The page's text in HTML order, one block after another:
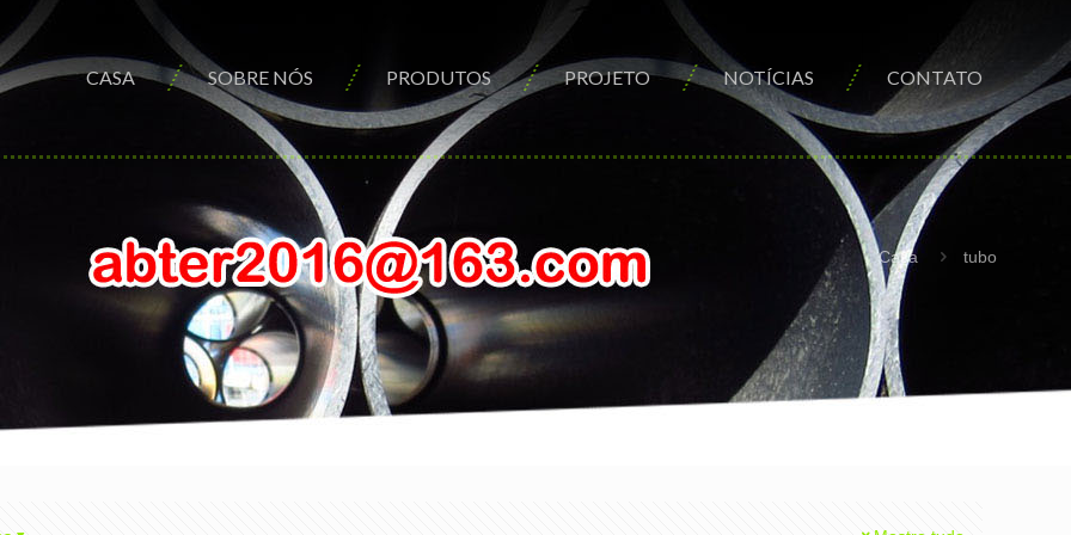
CASA SOBRE NÓS PRODUTOS PROJETO NOTÍCIAS CONTATO
Casa tubo